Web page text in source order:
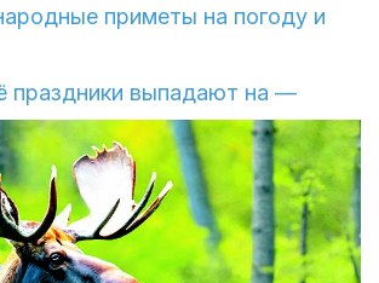
приметы на погоду и
праздники выпадают на —